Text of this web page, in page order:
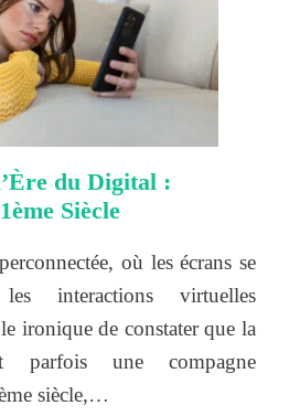
du Digital :
Siècle
où les écrans se
interactions virtuelles
ironique de constater que la
parfois une compagne
siècle,…